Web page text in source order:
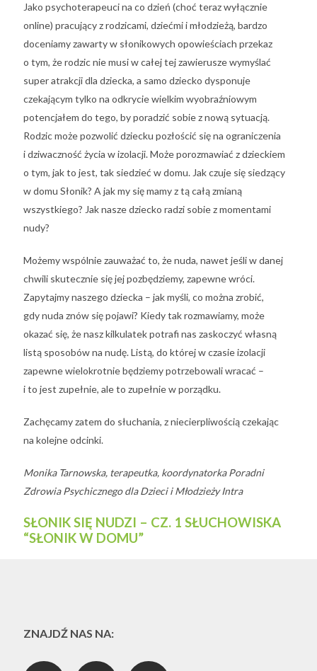
Jako psychoterapeuci na co dzień (choć teraz wyłącznie
online) pracujący z rodzicami, dziećmi i młodzieżą, bardzo
doceniamy zawarty w słonikowych opowieściach przekaz
o tym, że rodzic nie musi w całej tej zawierusze wymyślać
super atrakcji dla dziecka, a samo dziecko dysponuje
czekającym tylko na odkrycie wielkim wyobraźniowym
potencjałem do tego, by poradzić sobie z nową sytuacją.
Rodzic może pozwolić dziecku pozłościć się na ograniczenia
i dziwaczność życia w izolacji. Może porozmawiać z dzieckiem
o tym, jak to jest, tak siedzieć w domu. Jak czuje się siedzący
w domu Słonik? A jak my się mamy z tą całą zmianą
wszystkiego? Jak nasze dziecko radzi sobie z momentami
nudy?
Możemy wspólnie zauważać to, że nuda, nawet jeśli w danej
chwili skutecznie się jej pozbędziemy, zapewne wróci.
Zapytajmy naszego dziecka – jak myśli, co można zrobić,
gdy nuda znów się pojawi? Kiedy tak rozmawiamy, może
okazać się, że nasz kilkulatek potrafi nas zaskoczyć własną
listą sposobów na nudę. Listą, do której w czasie izolacji
zapewne wielokrotnie będziemy potrzebowali wracać –
i to jest zupełnie, ale to zupełnie w porządku.
Zachęcamy zatem do słuchania, z niecierpliwością czekając
na kolejne odcinki.
Monika Tarnowska, terapeutka, koordynatorka Poradni
Zdrowia Psychicznego dla Dzieci i Młodzieży Intra
SŁONIK SIĘ NUDZI – CZ. 1 SŁUCHOWISKA
“SŁONIK W DOMU”
ZNAJDŹ NAS NA: